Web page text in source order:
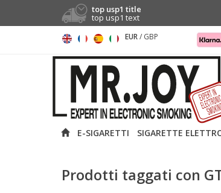
top usp1 title
top usp1 text
EUR/ GBP
E-SIGARETTI SIGARETTE
Prodotti taggati con